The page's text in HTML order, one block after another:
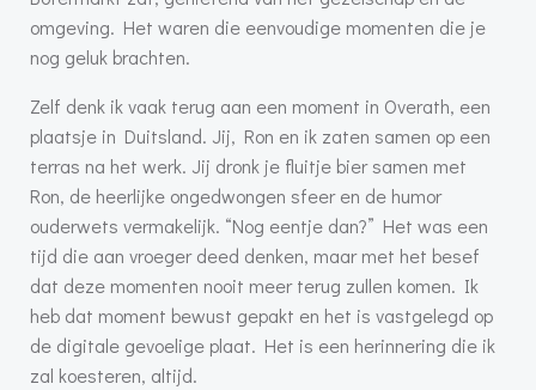
omgeving. Het waren die eenvoudige momenten die je
nog geluk brachten.
Zelf denk ik vaak terug aan een moment in Overath, een
plaatsje in Duitsland. Jij, Ron en ik zaten samen op een
terras na het werk. Jij dronk je fluitje bier samen met
Ron, de heerlijke ongedwongen sfeer en de humor
ouderwets vermakelijk. “Nog eentje dan?” Het was een
tijd die aan vroeger deed denken, maar met het besef
dat deze momenten nooit meer terug zullen komen. Ik
heb dat moment bewust gepakt en het is vastgelegd op
de digitale gevoelige plaat. Het is een herinnering die ik
zal koesteren, altijd.